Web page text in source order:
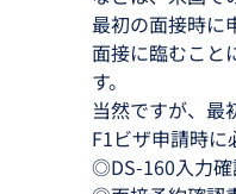
最初の面接時に
面接に臨むこと
す。
当然ですが、最
F1ビザ申請時に
◎DS-160入力確